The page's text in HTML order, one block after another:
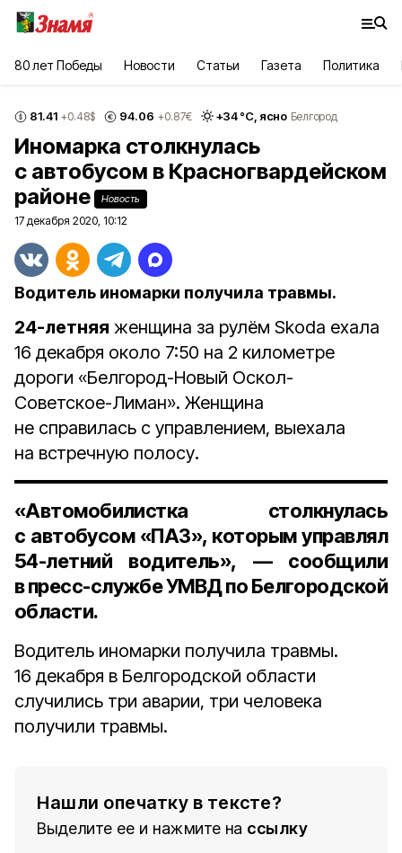
80 лет Победы Новости Статьи Газета Политика
81.41 +0.48$ 94.06 +0.87€ +34°С, ясно Белгород
Иномарка столкнулась
с автобусом в Красногвардейском
районе
Новость
17 декабря 2020, 10:12
Водитель иномарки получила травмы.
24-летняя женщина за рулём Skoda ехала
16 декабря около 7:50 на 2 километре
дороги «Белгород-Новый Оскол-
Советское-Лиман». Женщина
не справилась с управлением, выехала
на встречную полосу.
«Автомобилистка столкнулась
с автобусом «ПАЗ», которым управлял
54-летний водитель», — сообщили
в пресс-службе УМВД по Белгородской
области.
Водитель иномарки получила травмы.
16 декабря в Белгородской области
случились три аварии, три человека
получили травмы.
Нашли опечатку в тексте?
Выделите ее и нажмите на ссылку